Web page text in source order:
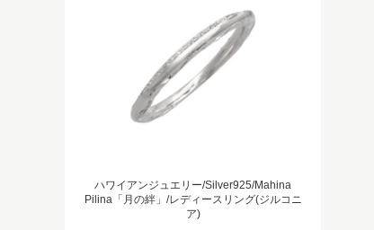
ハワイアンジュエリー/Silver925/Mahina
Pilina「月の絆」/レディースリング(ジルコニ
ア)